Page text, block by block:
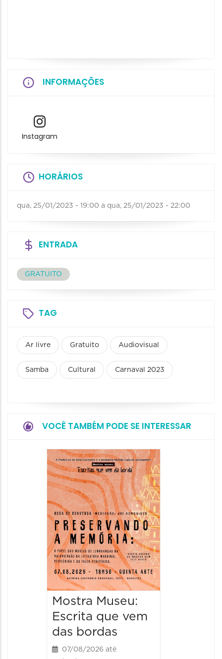
INFORMAÇÕES
Instagram
HORÁRIOS
qua, 25/01/2023 - 19:00 a qua, 25/01/2023 - 22:00
ENTRADA
GRATUITO
TAG
Ar livre Gratuito Audiovisual
Samba Cultural Carnaval 2023
VOCÊ TAMBÉM PODE SE INTERESSAR
Mostra Museu:
Escrita que vem
das bordas
07/08/2026 até